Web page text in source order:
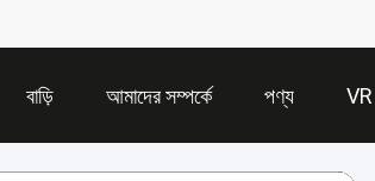
বাড়ি আমাদের সম্পর্কে পণ্য VR